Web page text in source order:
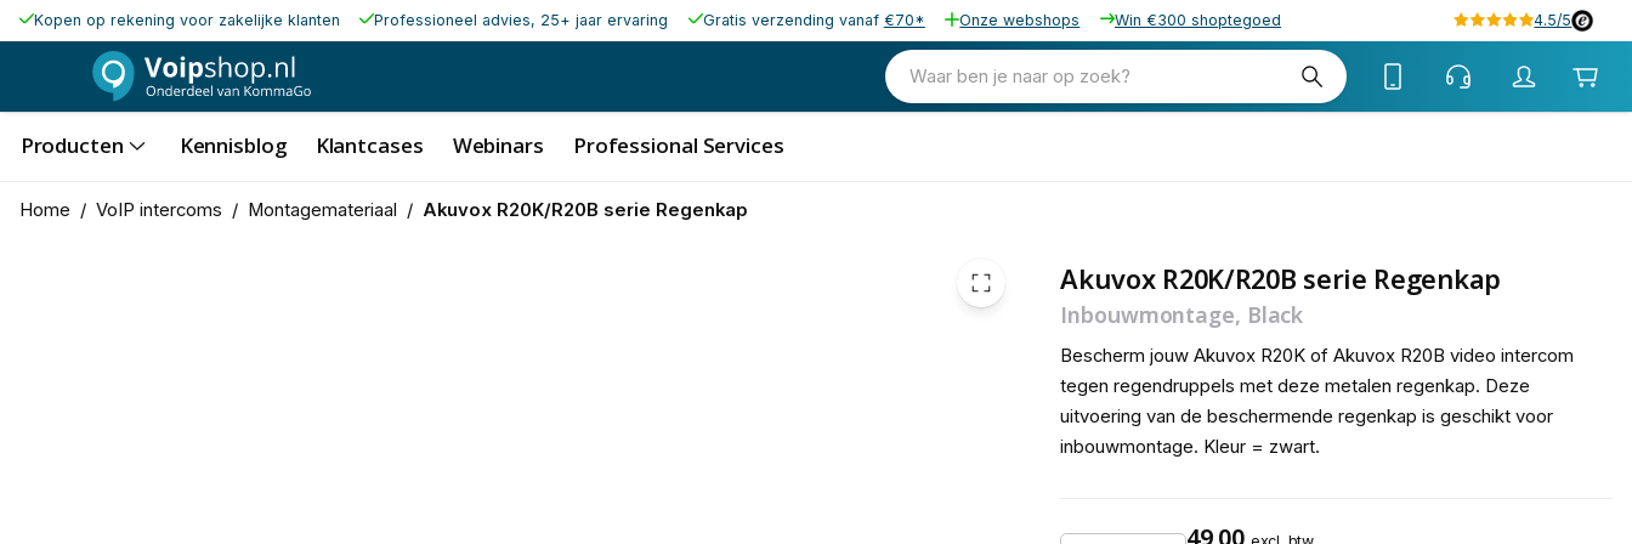
Kopen op rekening voor zakelijke klanten Professioneel advies, 25+ jaar ervaring Gratis verzending vanaf €70* Onze webshops Win €300 shoptegoed 4.5/5
Waar ben je naar op zoek?
Producten Kennisblog Klantcases Webinars Professional Services
Home / VoIP intercoms / Montagemateriaal / Akuvox R20K/R20B serie Regenkap
Akuvox R20K/R20B serie Regenkap
Inbouwmontage, Black
Bescherm jouw Akuvox R20K of Akuvox R20B video intercom
tegen regendruppels met deze metalen regenkap. Deze
uitvoering van de beschermende regenkap is geschikt voor
inbouwmontage. Kleur = zwart.
49,00
49,00 excl. btw
59,29 incl. btw